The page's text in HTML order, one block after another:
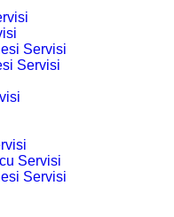
Servisi
Servisi
Servisi
Servisi